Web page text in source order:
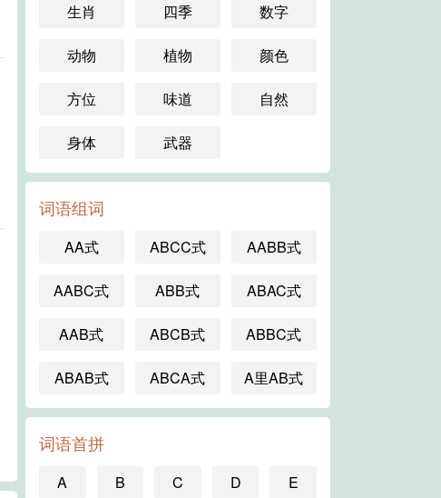
生肖 四季 数字
动物 植物 颜色
方位 味道 自然
身体 武器
词语组词
AA式 ABCC式 AABB式
AABC式 ABB式 ABAC式
AAB式 ABCB式 ABBC式
ABAB式 ABCA式 A里AB式
词语首拼
A B C D E